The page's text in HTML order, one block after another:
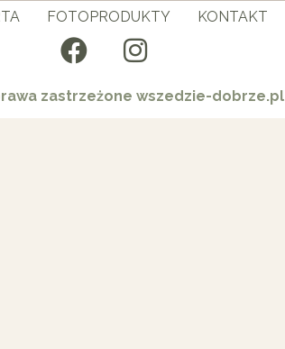
FOTOPRODUKTY KONTAKT
zastrzeżone wszedzie-dobrze.pl